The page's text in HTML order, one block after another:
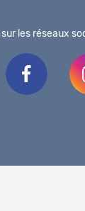
les réseaux